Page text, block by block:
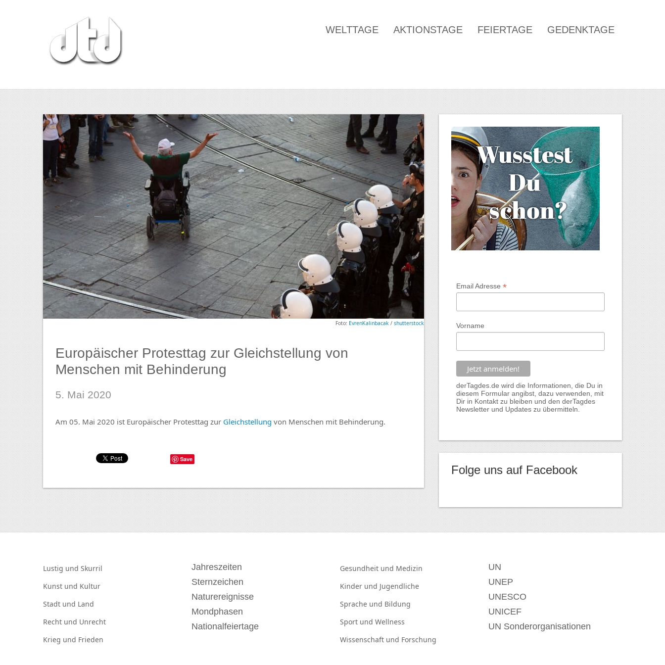
WELTTAGE AKTIONSTAGE FEIERTAGE GEDENKTAGE
Foto: EvrenKalinbacak / shutterstock
Europäischer Protesttag zur Gleichstellung von
Menschen mit Behinderung
5. Mai 2020
Am 05. Mai 2020 ist Europäischer Protesttag zur Gleichstellung von Menschen mit Behinderung.
Save
Email Adresse *
Vorname
derTagdes.de wird die Informationen, die Du in
diesem Formular angibst, dazu verwenden, mit
Dir in Kontakt zu bleiben und den derTagdes
Newsletter und Updates zu übermitteln.
Folge uns auf Facebook
Lustig und Skurril
Kunst und Kultur
Stadt und Land
Recht und Unrecht
Krieg und Frieden
Jahreszeiten
Sternzeichen
Naturereignisse
Mondphasen
Nationalfeiertage
Gesundheit und Medizin
Kinder und Jugendliche
Sprache und Bildung
Sport und Wellness
Wissenschaft und Forschung
UN
UNEP
UNESCO
UNICEF
UN Sonderorganisationen